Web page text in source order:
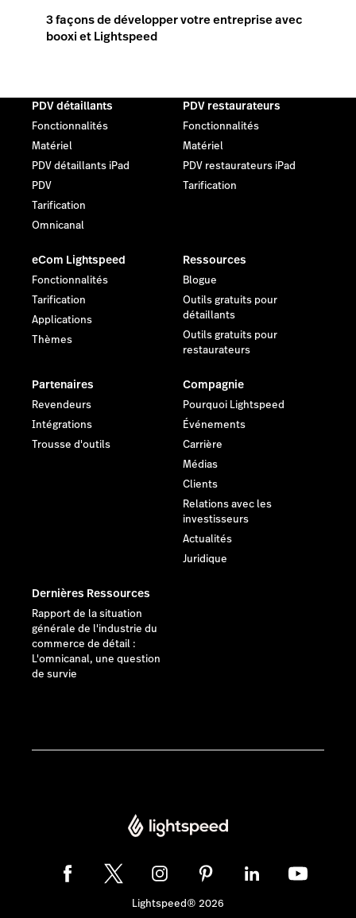
3 façons de développer votre entreprise avec
booxi et Lightspeed
PDV détaillants
Fonctionnalités
Matériel
PDV détaillants iPad
PDV
Tarification
Omnicanal
PDV restaurateurs
Fonctionnalités
Matériel
PDV restaurateurs iPad
Tarification
eCom Lightspeed
Fonctionnalités
Tarification
Applications
Thèmes
Ressources
Blogue
Outils gratuits pour
détaillants
Outils gratuits pour
restaurateurs
Partenaires
Revendeurs
Intégrations
Trousse d'outils
Compagnie
Pourquoi Lightspeed
Événements
Carrière
Médias
Clients
Relations avec les
investisseurs
Actualités
Juridique
Dernières Ressources
Rapport de la situation
générale de l'industrie du
commerce de détail :
L'omnicanal, une question
de survie
Lightspeed® 2026